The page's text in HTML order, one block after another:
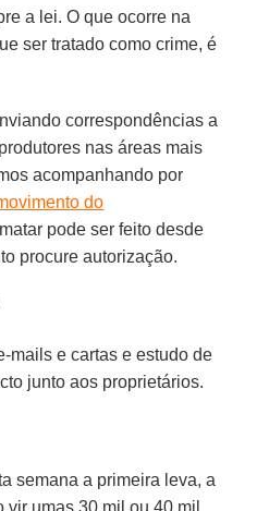
a lei. O que ocorre na
ser tratado como crime, é
correspondências a
nas áreas mais
acompanhando por
do
pode ser feito desde
procure autorização.
mails e cartas e estudo de
junto aos proprietários.
semana a primeira leva, a
umas 30 mil ou 40 mil